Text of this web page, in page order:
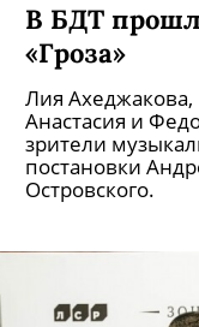
В БДТ
«Гроза»
Лия Ахеджакова,
Анастасия и
зрители
постановки
Островского.